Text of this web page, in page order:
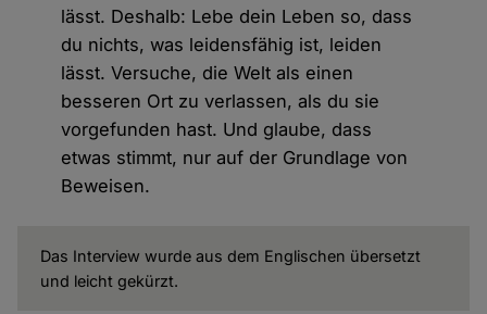
lässt. Deshalb: Lebe dein Leben so, dass
du nichts, was leidensfähig ist, leiden
lässt. Versuche, die Welt als einen
besseren Ort zu verlassen, als du sie
vorgefunden hast. Und glaube, dass
etwas stimmt, nur auf der Grundlage von
Beweisen.
Das Interview wurde aus dem Englischen übersetzt
und leicht gekürzt.